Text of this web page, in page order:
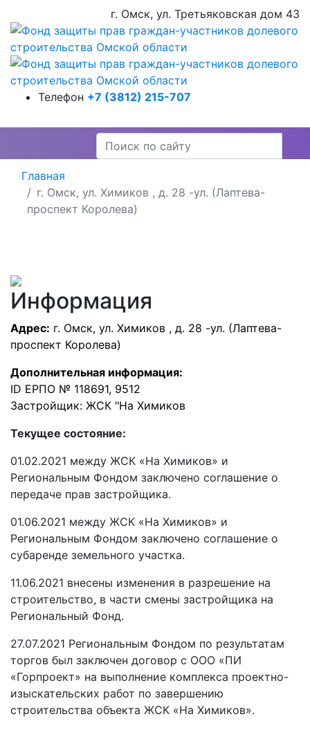
г. Омск, ул. Третьяковская дом 43
Телефон +7 (3812) 215-707
Главная
г. Омск, ул. Химиков , д. 28 -ул. (Лаптева-
проспект Королева)
Информация
Адрес: г. Омск, ул. Химиков , д. 28 -ул. (Лаптева-
проспект Королева)
Дополнительная информация:
ID ЕРПО № 118691, 9512
Застройщик: ЖСК "На Химиков
Текущее состояние:
01.02.2021 между ЖСК «На Химиков» и
Региональным Фондом заключено соглашение о
передаче прав застройщика.
01.06.2021 между ЖСК «На Химиков» и
Региональным Фондом заключено соглашение о
субаренде земельного участка.
11.06.2021 внесены изменения в разрешение на
строительство, в части смены застройщика на
Региональный Фонд.
27.07.2021 Региональным Фондом по результатам
торгов был заключен договор с ООО «ПИ
«Горпроект» на выполнение комплекса проектно-
изыскательских работ по завершению
строительства объекта ЖСК «На Химиков».